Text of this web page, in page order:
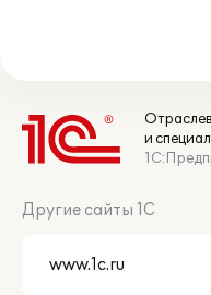
и
Другие сайты 1С